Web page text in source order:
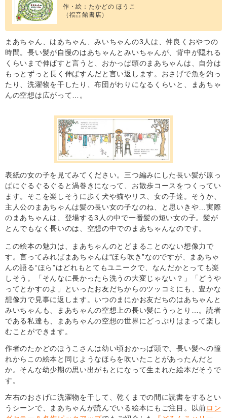
作・絵：たかどの ほうこ
（福音館書店）
まあちゃん、はあちゃん、みいちゃんの3人は、仲良くおやつの
時間。長い髪が自慢のはあちゃんとみいちゃんが、背中が隠れる
くらいまで伸ばすと言うと、おかっぱ頭のまあちゃんは、自分は
もっとずっと長く伸ばすんだと言い返します。おさげで魚を釣っ
たり、洗濯物を干したり、布団がわりになるくらいと、まあちゃ
んの空想は広がって…。
表紙の女の子を見てみてください。三つ編みにした長い髪が原っ
ぱにぐるぐるぐると渦巻きになって、お散歩コースをつくってい
ます。そこを楽しそうに歩く犬や猫やリス、女の子達。そうか、
主人公のまあちゃんは髪の長い女の子なのね、と思いきや…実際
のまあちゃんは、登場する3人の中で一番髪の短い女の子。髪が
とんでもなく長いのは、空想の中でのまあちゃんなのです。
この絵本の魅力は、まあちゃんのとどまることのない想像力で
す。言ってみればまあちゃんは“ほら吹き”なのですが、まあちゃ
んの語る“ほら”はどれもとてもユニークで、なんだかとっても楽
しそう。「そんなに長かったら洗うの大変じゃない？」「どうや
ってとかすのよ」といったお友だちからのツッコミにも、豊かな
想像力で見事に返します。いつのまにかお友だちのはあちゃんと
みいちゃんも、まあちゃんの空想上の長い髪にうっとり…。読者
である私達も、まあちゃんの空想の世界にどっぷりはまって楽し
むことができます。
作者のたかどのほうこさんは幼い頃おかっぱ頭で、長い髪への憧
れからこの絵本と同じようなほらを吹いたことがあったんだと
か。そんな幼少期の思い出がもとになって生まれた絵本だそうで
す。
左右のおさげに洗濯物を干して、乾くまでの間に読書をするとい
うシーンで、まあちゃんが読んでいる絵本にもご注目。以前ロン